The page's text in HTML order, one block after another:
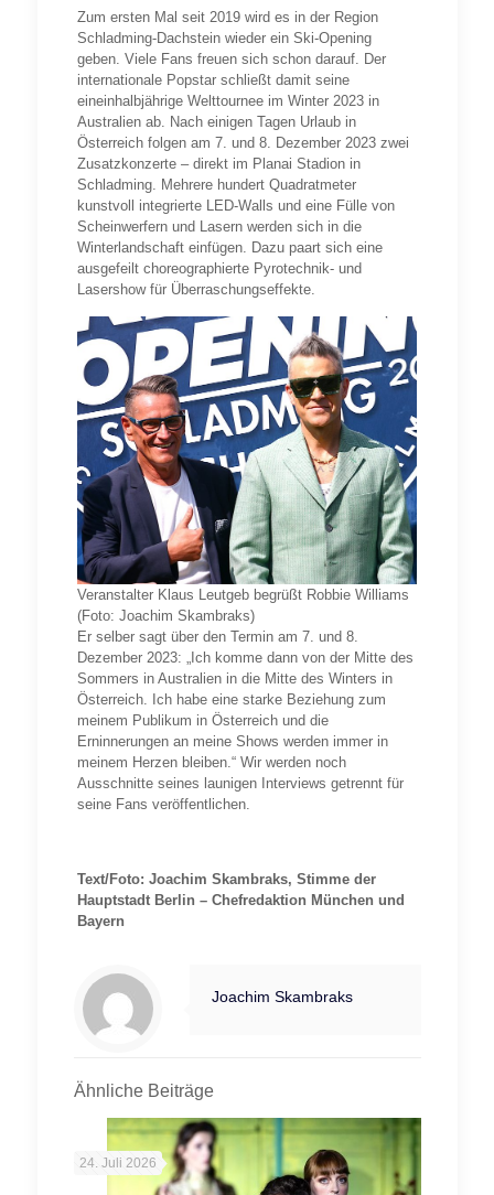
Zum ersten Mal seit 2019 wird es in der Region
Schladming-Dachstein wieder ein Ski-Opening
geben. Viele Fans freuen sich schon darauf. Der
internationale Popstar schließt damit seine
eineinhalbjährige Welttournee im Winter 2023 in
Australien ab. Nach einigen Tagen Urlaub in
Österreich folgen am 7. und 8. Dezember 2023 zwei
Zusatzkonzerte – direkt im Planai Stadion in
Schladming. Mehrere hundert Quadratmeter
kunstvoll integrierte LED-Walls und eine Fülle von
Scheinwerfern und Lasern werden sich in die
Winterlandschaft einfügen. Dazu paart sich eine
ausgefeilt choreographierte Pyrotechnik- und
Lasershow für Überraschungseffekte.
Veranstalter Klaus Leutgeb begrüßt Robbie Williams
(Foto: Joachim Skambraks)
Er selber sagt über den Termin am 7. und 8.
Dezember 2023: „Ich komme dann von der Mitte des
Sommers in Australien in die Mitte des Winters in
Österreich. Ich habe eine starke Beziehung zum
meinem Publikum in Österreich und die
Erninnerungen an meine Shows werden immer in
meinem Herzen bleiben.“ Wir werden noch
Ausschnitte seines launigen Interviews getrennt für
seine Fans veröffentlichen.
Text/Foto: Joachim Skambraks, Stimme der
Hauptstadt Berlin – Chefredaktion München und
Bayern
Joachim Skambraks
Ähnliche Beiträge
24. Juli 2026